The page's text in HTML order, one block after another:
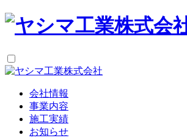
会社情報
事業内容
施工実績
お知らせ